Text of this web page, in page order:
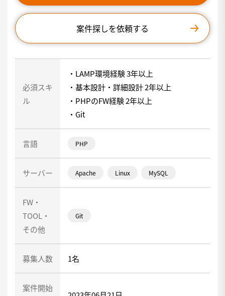
案件探しを依頼する
必須スキ
ル
・LAMP環境経験 3年以上
・基本設計・詳細設計 2年以上
・PHPのFW経験 2年以上
・Git
言語 PHP
サーバー Apache Linux MySQL
FW・
TOOL・
その他
Git
募集人数 1名
案件開始